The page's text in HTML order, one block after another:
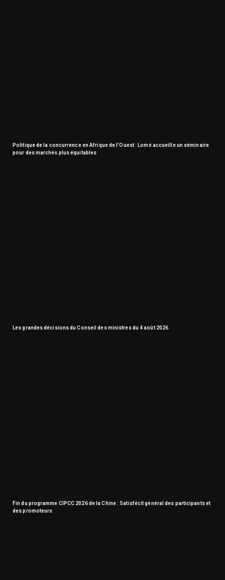
Politique de la concurrence en Afrique de l’Ouest : Lomé accueille un séminaire
pour des marchés plus équitables
Les grandes décisions du Conseil des ministres du 4 août 2026
Fin du programme CIPCC 2026 de la Chine : Satisfécit général des participants et
des promoteurs